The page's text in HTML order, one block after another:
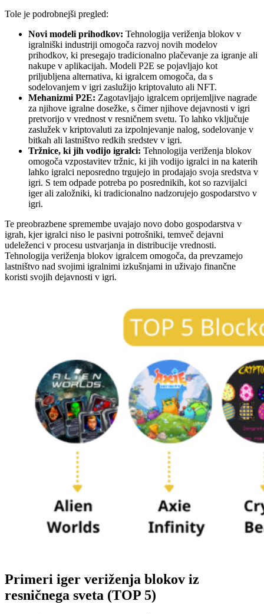
Tole je podrobnejši pregled:
Novi modeli prihodkov: Tehnologija veriženja blokov v
igralniški industriji omogoča razvoj novih modelov
prihodkov, ki presegajo tradicionalno plačevanje za igranje ali
nakupe v aplikacijah. Modeli P2E se pojavljajo kot
priljubljena alternativa, ki igralcem omogoča, da s
sodelovanjem v igri zaslužijo kriptovaluto ali NFT.
Mehanizmi P2E: Zagotavljajo igralcem oprijemljive nagrade
za njihove igralne dosežke, s čimer njihove dejavnosti v igri
pretvorijo v vrednost v resničnem svetu. To lahko vključuje
zaslužek v kriptovaluti za izpolnjevanje nalog, sodelovanje v
bitkah ali lastništvo redkih sredstev v igri.
Tržnice, ki jih vodijo igralci: Tehnologija veriženja blokov
omogoča vzpostavitev tržnic, ki jih vodijo igralci in na katerih
lahko igralci neposredno trgujejo in prodajajo svoja sredstva v
igri. S tem odpade potreba po posrednikih, kot so razvijalci
iger ali založniki, ki tradicionalno nadzorujejo gospodarstvo v
igri.
Te preobrazbene spremembe uvajajo novo dobo gospodarstva v
igrah, kjer igralci niso le pasivni potrošniki, temveč dejavni
udeleženci v procesu ustvarjanja in distribucije vrednosti.
Tehnologija veriženja blokov igralcem omogoča, da prevzamejo
lastništvo nad svojimi igralnimi izkušnjami in uživajo finančne
koristi svojih dejavnosti v igri.
Primeri iger veriženja blokov iz
resničnega sveta (TOP 5)